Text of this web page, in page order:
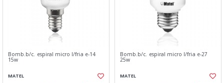
Bomb.b/c. espiral micro l/fria e-14
15w
MATEL
Bomb.b/c. espiral micro l/fria e-27
25w
MATEL